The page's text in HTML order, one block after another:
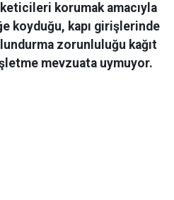
korumak amacıyla
koyduğu, kapı girişlerinde
zorunluluğu kağıt
mevzuata uymuyor.